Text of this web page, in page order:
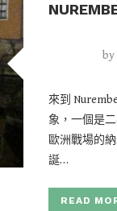
by
來到
象，一個是
歐洲戰場的
誕…
READ